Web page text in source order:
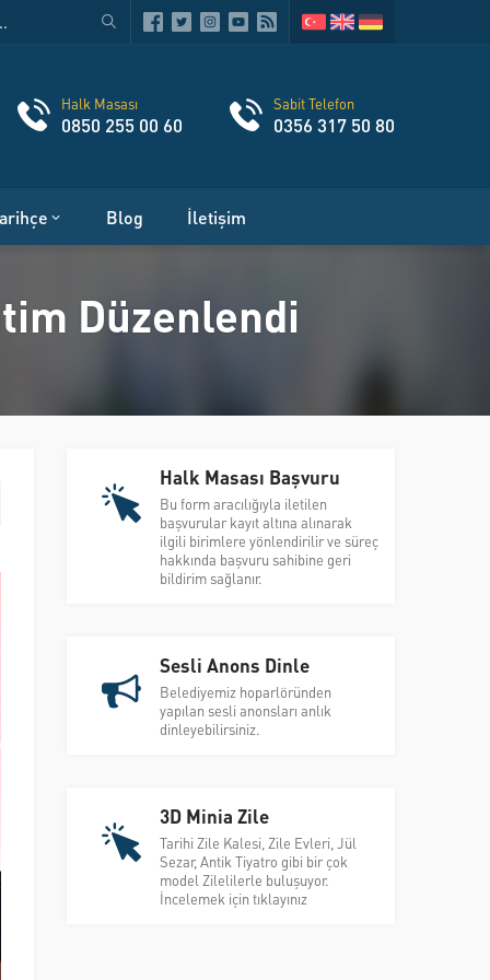
Halk Masası
0850 255 00 60
Sabit Telefon
0356 317 50 80
Blog İletişim
Düzenlendi
Halk Masası Başvuru
Bu form aracılığıyla iletilen
başvurular kayıt altına alınarak
ilgili birimlere yönlendirilir ve süreç
hakkında başvuru sahibine geri
bildirim sağlanır.
Sesli Anons Dinle
Belediyemiz hoparlöründen
yapılan sesli anonsları anlık
dinleyebilirsiniz.
3D Minia Zile
Tarihi Zile Kalesi, Zile Evleri, Jül
Sezar, Antik Tiyatro gibi bir çok
model Zilelilerle buluşuyor.
İncelemek için tıklayınız